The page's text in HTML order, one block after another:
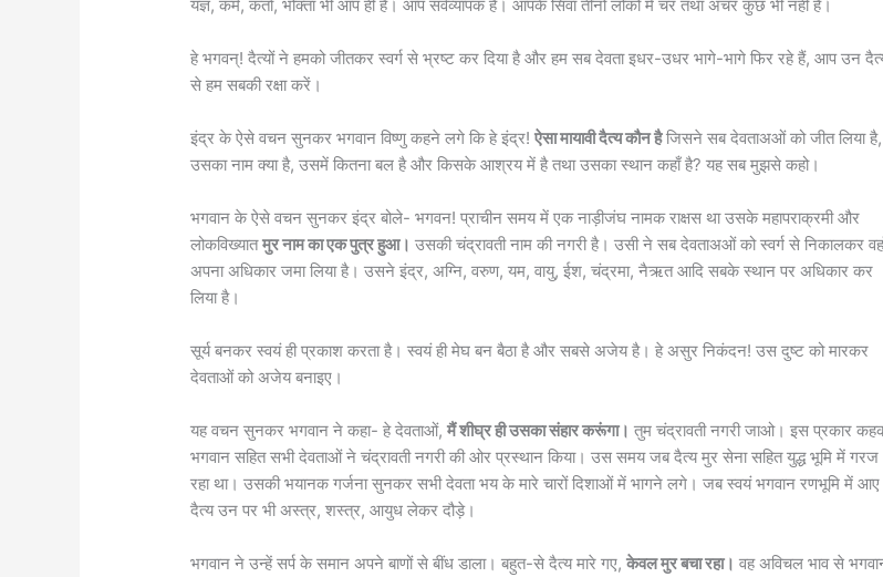
यज्ञ, कर्म, कर्ता, भोक्ता भी आप ही हैं। आप सर्वव्यापक हैं। आपके सिवा तीनों लोकों में चर तथा अचर कुछ भी नहीं है।
हे भगवन्! दैत्यों ने हमको जीतकर स्वर्ग से भ्रष्ट कर दिया है और हम सब देवता इधर-उधर भागे-भागे फिर रहे हैं, आप उन
से हम सबकी रक्षा करें।
इंद्र के ऐसे वचन सुनकर भगवान विष्णु कहने लगे कि हे इंद्र!ऐसा मायावी दैत्य कौन हैजिसने सब देवताअओं को जीत लिया है,
उसका नाम क्या है, उसमें कितना बल है और किसके आश्रय में है तथा उसका स्थान कहाँ है? यह सब मुझसे कहो।
भगवान के ऐसे वचन सुनकर इंद्र बोले- भगवन! प्राचीन समय में एक नाड़ीजंघ नामक राक्षस था उसके महापराक्रमी और
लोकविख्यातमुर नाम का एक पुत्र हुआ। उसकी चंद्रावती नाम की नगरी है। उसी ने सब देवताअओं को स्वर्ग से निकालकर
अपना अधिकार जमा लिया है। उसने इंद्र, अग्नि, वरुण, यम, वायु, ईश, चंद्रमा, नैऋत आदि सबके स्थान पर अधिकार कर
लिया है।
सूर्य बनकर स्वयं ही प्रकाश करता है। स्वयं ही मेघ बन बैठा है और सबसे अजेय है। हे असुर निकंदन! उस दुष्ट को मारकर
देवताओं को अजेय बनाइए।
यह वचन सुनकर भगवान ने कहा- हे देवताओं,मैं शीघ्र ही उसका संहार करूंगा। तुम चंद्रावती नगरी जाओ। इस प्रकार
भगवान सहित सभी देवताओं ने चंद्रावती नगरी की ओर प्रस्थान किया। उस समय जब दैत्य मुर सेना सहित युद्ध भूमि में गरज
रहा था। उसकी भयानक गर्जना सुनकर सभी देवता भय के मारे चारों दिशाओं में भागने लगे। जब स्वयं भगवान रणभूमि में आए
दैत्य उन पर भी अस्त्र, शस्त्र, आयुध लेकर दौड़े।
भगवान ने उन्हें सर्प के समान अपने बाणों से बींध डाला। बहुत-से दैत्य मारे गए,केवल मुर बचा रहा। वह अविचल भाव से